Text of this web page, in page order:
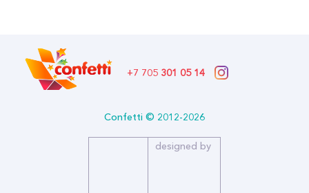
+7 705 301 05 14
Confetti © 2012-2026
designed by